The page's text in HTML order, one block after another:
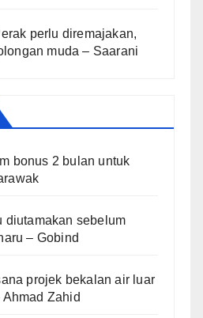
perlu diremajakan,
muda – Saarani
bonus 2 bulan untuk
diutamakan sebelum
– Gobind
projek bekalan air luar
Zahid